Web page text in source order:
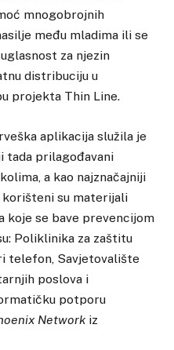
mnogobrojnih
među mladima ili se
za njezin
distribuciju u
projekta Thin Line.
aplikacija služila je
tada prilagođavani
a kao najznačajniji
korišteni su materijali
koje se bave prevencijom
Poliklinika za zaštitu
telefon, Savjetovalište
poslova i
potporu
Network iz